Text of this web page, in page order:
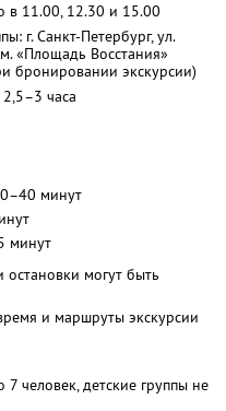
в 11.00, 12.30 и 15.00
г. Санкт-Петербург, ул.
«Площадь Восстания»
бронировании экскурсии)
часа
минут
минут
могут быть
и маршруты экскурсии
человек, детские группы не